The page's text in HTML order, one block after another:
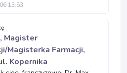
13:53
Magister
Magisterka Farmacji,
Kopernika